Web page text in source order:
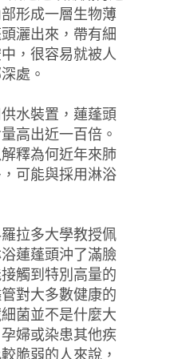
形成一層生物薄
灑出來，帶有細
，很容易就被人
處。
水裝置，蓮蓬頭
高出近一百倍。
釋為何近年來肺
可能與採用淋浴
拉多大學教授佩
蓮蓬頭沖了滿臉
觸到特別高量的
對大多數健康的
菌並不是什麼大
婦或染患其他疾
脆弱的人來說，